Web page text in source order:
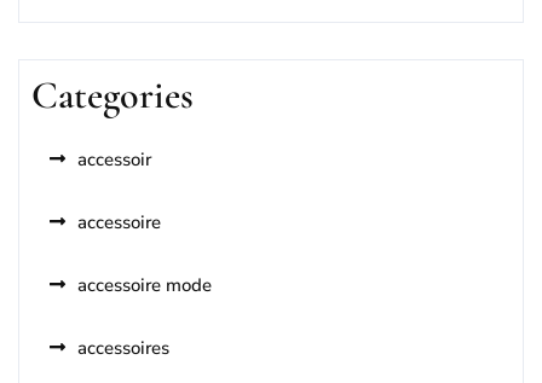
Categories
accessoir
accessoire
accessoire mode
accessoires